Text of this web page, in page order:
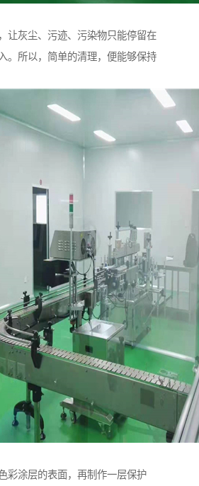
让灰尘、污迹、污染物只能停留在
。所以，简单的清理，便能够保持
彩涂层的表面，再制作一层保护